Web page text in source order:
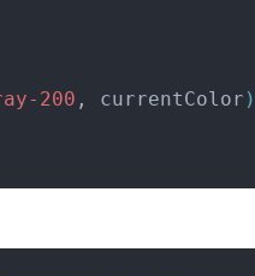
200 , currentColor )